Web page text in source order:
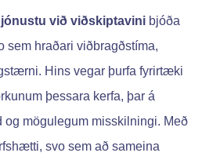
við viðskiptavini bjóða
sem hraðari viðbragðstíma,
Hins vegar þurfa fyrirtæki
þessara kerfa, þar á
og mögulegum misskilningi. Með
svo sem að sameina